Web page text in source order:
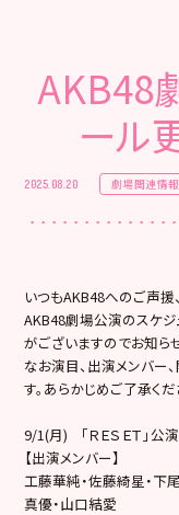
AKB48
ール
2025.08.20 劇場関連情報
いつもAKB48へのご声援
AKB48劇場公演のスケ
がございますのでお知ら
なお演目、出演メンバー
す。あらかじめご了承くだ
9/1(月) 「ＲＥＳＥＴ」公
【出演メンバー】
工藤華純・佐藤綺星・下
真優・山口結愛